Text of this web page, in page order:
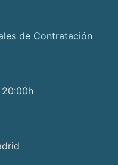
de Contratación
20:00h